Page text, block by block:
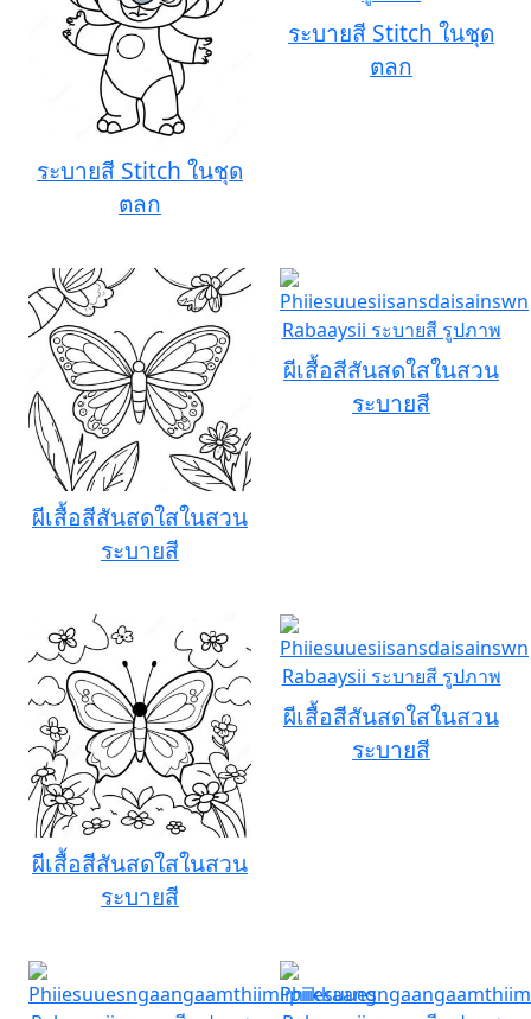
ระบายสี Stitch ในชุด
ตลก
ระบายสี Stitch ในชุด
ตลก
ผีเสื้อสีสันสดใสในสวน
ระบายสี
ผีเสื้อสีสันสดใสในสวน
ระบายสี
ผีเสื้อสีสันสดใสในสวน
ระบายสี
ผีเสื้อสีสันสดใสในสวน
ระบายสี